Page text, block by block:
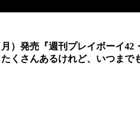
）発売『週刊プレイボーイ
くさんあるけれど、いつまで